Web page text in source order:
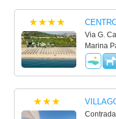
Via G.
Marina